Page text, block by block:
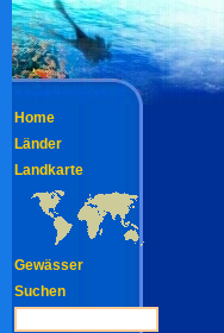
Home
Länder
Landkarte
Gewässer
Suchen